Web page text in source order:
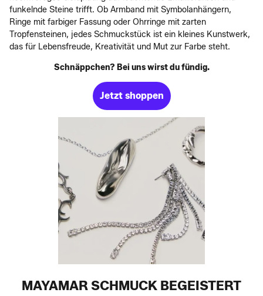
funkelnde Steine trifft. Ob Armband mit Symbolanhängern,
Ringe mit farbiger Fassung oder Ohrringe mit zarten
Tropfensteinen, jedes Schmuckstück ist ein kleines Kunstwerk,
das für Lebensfreude, Kreativität und Mut zur Farbe steht.
Schnäppchen? Bei uns wirst du fündig.
Jetzt shoppen
MAYAMAR SCHMUCK BEGEISTERT